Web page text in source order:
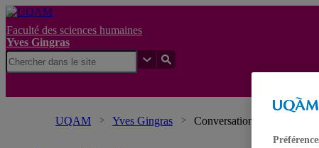
Faculté des sciences humaines
Yves Gingras
UQAM Yves Gingras Conversation avec Yves